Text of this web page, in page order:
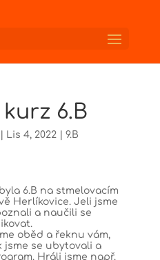
6.B
Lis 4, 2022| 9.B
6.B na stmelovacím
Herlíkovice. Jeli jsme
a naučili se
oběd a řeknu vám,
jsme se ubytovali a
Hráli jsme např.